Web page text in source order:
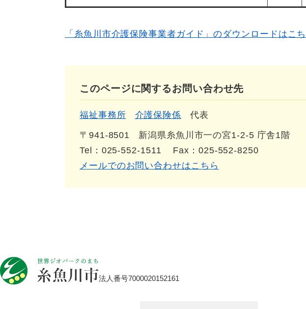
「糸魚川市介護保険事業者ガイド」のダウンロードはこ
このページに関するお問い合わせ先
福祉事務所 介護保険係 代表
〒941-8501
新潟県糸魚川市一の宮1-2-5 庁舎1階
Tel：025-552-1511
Fax：025-552-8250
メールでのお問い合わせはこちら
法人番号7000020152161